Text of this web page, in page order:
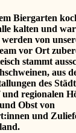
Biergarten
kalten und
von
vor Ort
stammt
aus
des
regionalen
Obst von
und